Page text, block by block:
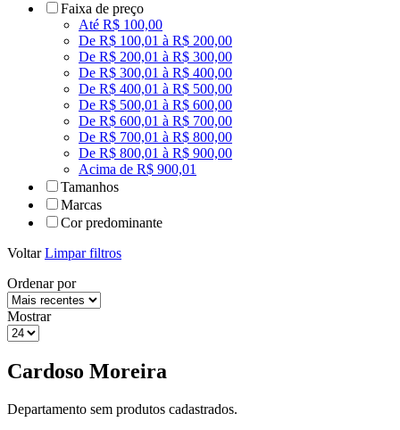
Faixa de preço
Até R$ 100,00
De R$ 100,01 à R$ 200,00
De R$ 200,01 à R$ 300,00
De R$ 300,01 à R$ 400,00
De R$ 400,01 à R$ 500,00
De R$ 500,01 à R$ 600,00
De R$ 600,01 à R$ 700,00
De R$ 700,01 à R$ 800,00
De R$ 800,01 à R$ 900,00
Acima de R$ 900,01
Tamanhos
Marcas
Cor predominante
Voltar Limpar filtros
Ordenar por
Mostrar
Cardoso Moreira
Departamento sem produtos cadastrados.